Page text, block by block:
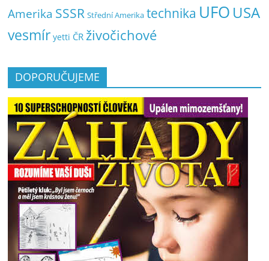
Amerika SSSR Střední Amerika technika UFO USA
vesmír yetti ČR živočichové
DOPORUČUJEME